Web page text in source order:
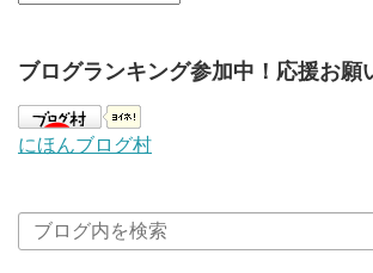
ブログランキング参加中！応援お願
にほんブログ村